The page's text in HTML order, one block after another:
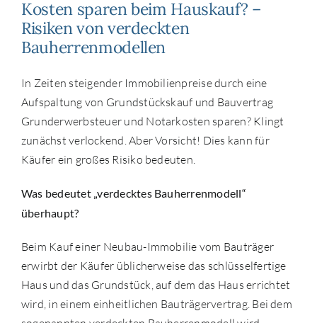
Kosten sparen beim Hauskauf? –
Risiken von verdeckten
Bauherrenmodellen
In Zeiten steigender Immobilienpreise durch eine
Aufspaltung von Grundstückskauf und Bauvertrag
Grunderwerbsteuer und Notarkosten sparen? Klingt
zunächst verlockend. Aber Vorsicht! Dies kann für
Käufer ein großes Risiko bedeuten.
Was bedeutet „verdecktes Bauherrenmodell“
überhaupt?
Beim Kauf einer Neubau-Immobilie vom Bauträger
erwirbt der Käufer üblicherweise das schlüsselfertige
Haus und das Grundstück, auf dem das Haus errichtet
wird, in einem einheitlichen Bauträgervertrag. Bei dem